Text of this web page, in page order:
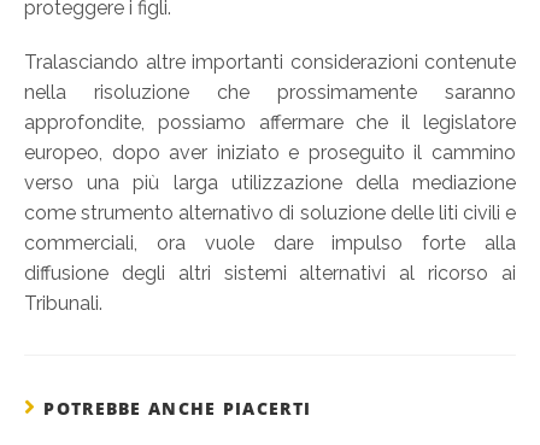
proteggere i figli.
Tralasciando altre importanti considerazioni contenute
nella risoluzione che prossimamente saranno
approfondite, possiamo affermare che il legislatore
europeo, dopo aver iniziato e proseguito il cammino
verso una più larga utilizzazione della mediazione
come strumento alternativo di soluzione delle liti civili e
commerciali, ora vuole dare impulso forte alla
diffusione degli altri sistemi alternativi al ricorso ai
Tribunali.
POTREBBE ANCHE PIACERTI